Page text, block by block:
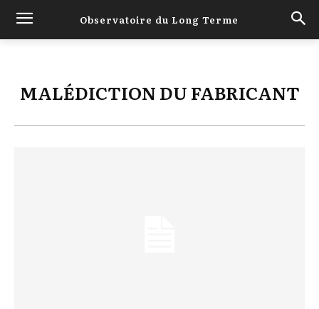
Observatoire du Long Terme
MALÉDICTION DU FABRICANT